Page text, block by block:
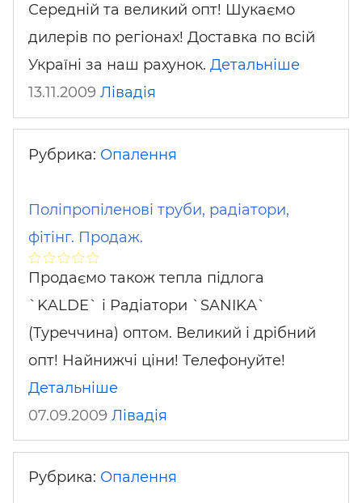
Середній та великий опт! Шукаємо
дилерів по регіонах! Доставка по всій
Україні за наш рахунок. Детальніше
13.11.2009 Лівадія
Рубрика: Опалення
Поліпропіленові труби, радіатори,
фітінг. Продаж.
Продаємо також тепла підлога
`KALDE` і Радіатори `SANIKA`
(Туреччина) оптом. Великий і дрібний
опт! Найнижчі ціни! Телефонуйте!
Детальніше
07.09.2009 Лівадія
Рубрика: Опалення